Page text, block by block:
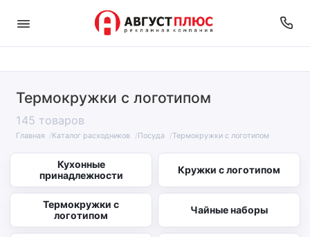
Термокружки с логотипом
145 товаров
Главная Каталог расходников Посуда Термокружки с логотипом
Кухонные
принадлежности
Кружки с логотипом
Термокружки с
логотипом
Чайные наборы